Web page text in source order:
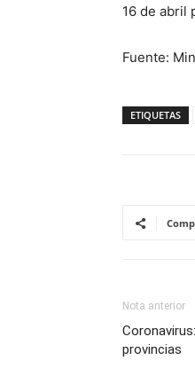
16 de abril
Fuente:
ETIQUETAS
Nota anterior
provincias